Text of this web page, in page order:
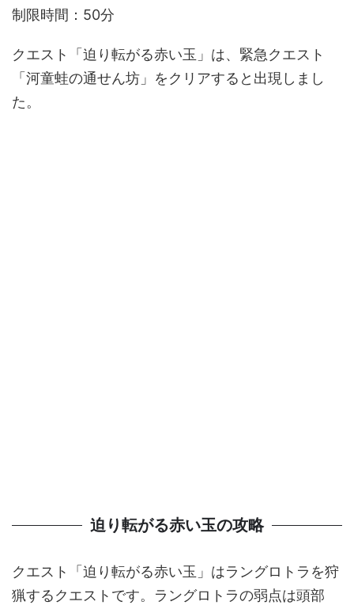
制限時間：50分
クエスト「迫り転がる赤い玉」は、緊急クエスト
「河童蛙の通せん坊」をクリアすると出現しまし
た。
迫り転がる赤い玉の攻略
クエスト「迫り転がる赤い玉」はラングロトラを狩
猟するクエストです。ラングロトラの弱点は頭部